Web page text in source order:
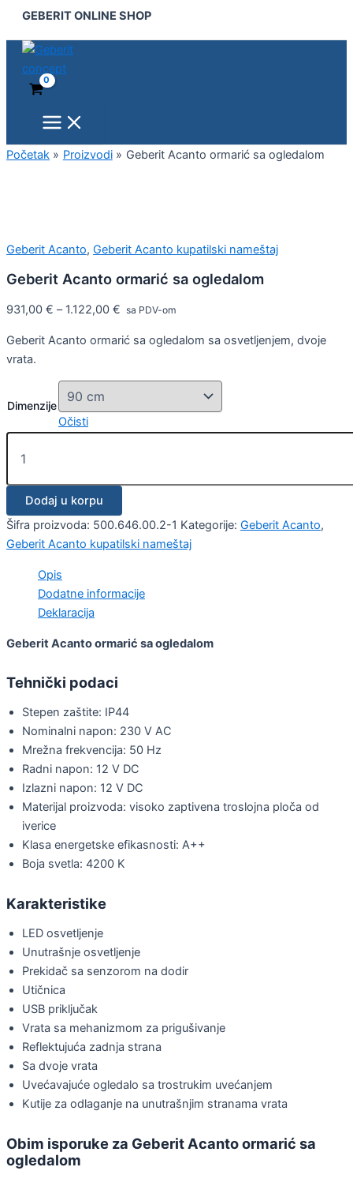
Pređi
sadržaj
GEBERIT ONLINE SHOP
Menu
Početak Proizvodi Geberit Acanto ormarić sa ogledalom
Geberit Acanto, Geberit Acanto kupatilski nameštaj
Geberit Acanto ormarić sa ogledalom
931,00 € – 1.122,00 € sa PDV-om
Geberit Acanto ormarić sa ogledalom sa osvetljenjem, dvoje
vrata.
Dimenzije
Očisti
Acanto
ormarić
ogledalom
količina
Dodaj u korpu
Šifra proizvoda: 500.646.00.2-1 Kategorije: Geberit Acanto,
Geberit Acanto kupatilski nameštaj
Opis
Dodatne informacije
Deklaracija
Geberit Acanto ormarić sa ogledalom
Tehnički podaci
Stepen zaštite: IP44
Nominalni napon: 230 V AC
Mrežna frekvencija: 50 Hz
Radni napon: 12 V DC
Izlazni napon: 12 V DC
Materijal proizvoda: visoko zaptivena troslojna ploča od
iverice
Klasa energetske efikasnosti: A++
Boja svetla: 4200 K
Karakteristike
LED osvetljenje
Unutrašnje osvetljenje
Prekidač sa senzorom na dodir
Utičnica
USB priključak
Vrata sa mehanizmom za prigušivanje
Reflektujuća zadnja strana
Sa dvoje vrata
Uvećavajuće ogledalo sa trostrukim uvećanjem
Kutije za odlaganje na unutrašnjim stranama vrata
Obim isporuke za Geberit Acanto ormarić sa
ogledalom